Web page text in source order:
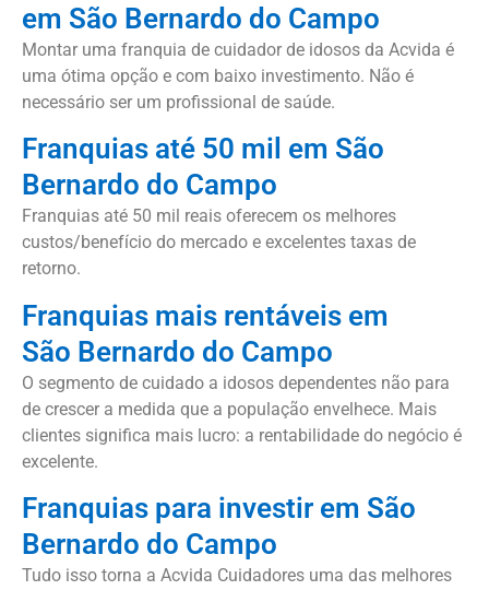
em São Bernardo do Campo
Montar uma franquia de cuidador de idosos da Acvida é
uma ótima opção e com baixo investimento. Não é
necessário ser um profissional de saúde.
Franquias até 50 mil em São
Bernardo do Campo
Franquias até 50 mil reais oferecem os melhores
custos/benefício do mercado e excelentes taxas de
retorno.
Franquias mais rentáveis em
São Bernardo do Campo
O segmento de cuidado a idosos dependentes não para
de crescer a medida que a população envelhece. Mais
clientes significa mais lucro: a rentabilidade do negócio é
excelente.
Franquias para investir em São
Bernardo do Campo
Tudo isso torna a Acvida Cuidadores uma das melhores